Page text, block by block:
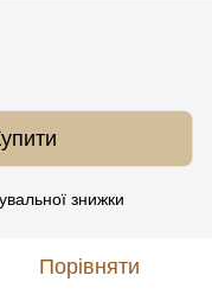
знижки
Порівняти